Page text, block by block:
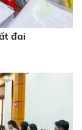
đai